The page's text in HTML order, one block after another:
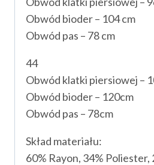
Obwód bioder – 104 cm
Obwód pas – 78 cm
44
Obwód klatki piersiowej –
Obwód bioder – 120cm
Obwód pas – 78cm
Skład materiału:
60% Rayon, 34% Poliester,